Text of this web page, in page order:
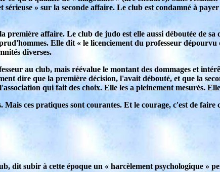
» sur la seconde affaire. Le club est condamné à
première affaire. Le club de judo est elle aussi déboutée de
Elle dit « le licenciement du professeur dépourvu
diverses.
au club, mais réévalue le montant des dommages et
dire que la première décision, l'avait débouté, et que la
qui fait des choix. Elle les a pleinement mesurés. Elle
ces pratiques sont courantes. Et le courage, c'est de faire
dit subir à cette époque un « harcèlement psychologique »